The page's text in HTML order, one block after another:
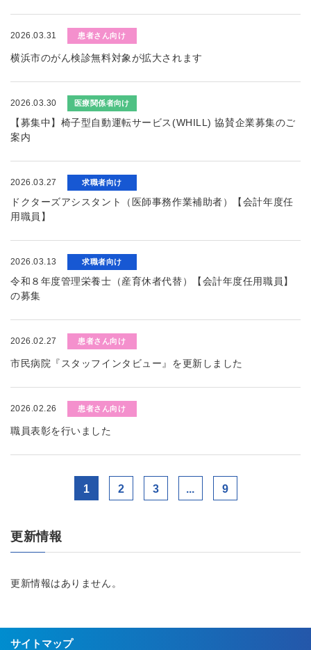
2026.03.31 患者さん向け
横浜市のがん検診無料対象が拡大されます
2026.03.30 医療関係者向け
【募集中】椅子型自動運転サービス(WHILL) 協賛企業募集のご
案内
2026.03.27 求職者向け
ドクターズアシスタント（医師事務作業補助者）【会計年度任
用職員】
2026.03.13 求職者向け
令和８年度管理栄養士（産育休者代替）【会計年度任用職員】
の募集
2026.02.27 患者さん向け
市民病院『スタッフインタビュー』を更新しました
2026.02.26 患者さん向け
職員表彰を行いました
1 2 3 ... 9
更新情報
更新情報はありません。
サイトマップ